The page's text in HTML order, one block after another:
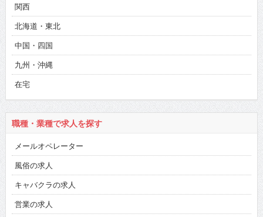
関西
北海道・東北
中国・四国
九州・沖縄
在宅
職種・業種で求人を探す
メールオペレーター
風俗の求人
キャバクラの求人
営業の求人